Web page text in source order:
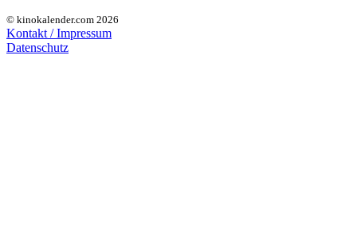
© kinokalender.com 2026
Kontakt / Impressum
Datenschutz